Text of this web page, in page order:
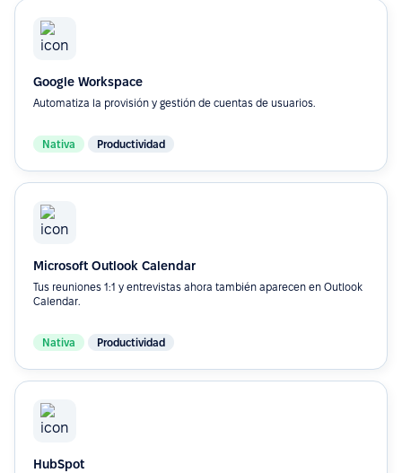
Google Workspace
Automatiza la provisión y gestión de cuentas de usuarios.
Nativa Productividad
Microsoft Outlook Calendar
Tus reuniones 1:1 y entrevistas ahora también aparecen en Outlook
Calendar.
Nativa Productividad
HubSpot